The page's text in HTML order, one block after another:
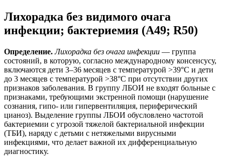
Лихорадка без видимого очага
инфекции; бактериемия (А49; R50)
Определение. Лихорадка без очага инфекции — группа
состояний, в которую, согласно международному консенсусу,
включаются дети 3–36 месяцев с температурой >39°C и дети
до 3 месяцев с температурой >38°C при отсутствии других
признаков заболевания. В группу ЛБОИ не входят больные с
признаками, требующими экстренной помощи (нарушение
сознания, гипо- или гипервентиляция, периферический
цианоз). Выделение группы ЛБОИ обусловлено частотой
бактериемии с угрозой тяжелой бактериальной инфекции
(ТБИ), наряду с детьми с нетяжелыми вирусными
инфекциями, что делает важной их дифференциальную
диагностику.